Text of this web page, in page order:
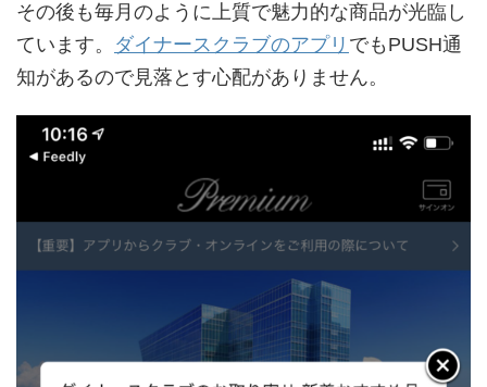
その後も毎月のように上質で魅力的な商品が光臨し
ています。 ダイナースクラブのアプリ でもPUSH通
知があるので見落とす心配がありません。